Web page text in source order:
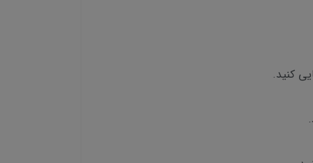
کنید.